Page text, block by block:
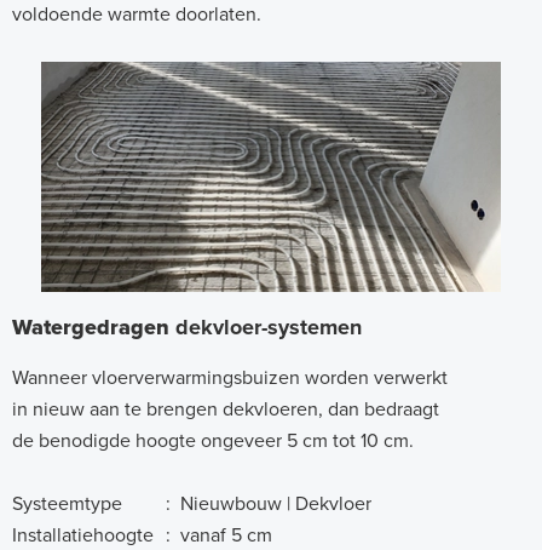
voldoende warmte doorlaten.
Watergedragen dekvloer-systemen
Wanneer vloerverwarmingsbuizen worden verwerkt
in nieuw aan te brengen dekvloeren, dan bedraagt
de benodigde hoogte ongeveer 5 cm tot 10 cm.
Systeemtype : Nieuwbouw | Dekvloer
Installatiehoogte : vanaf 5 cm